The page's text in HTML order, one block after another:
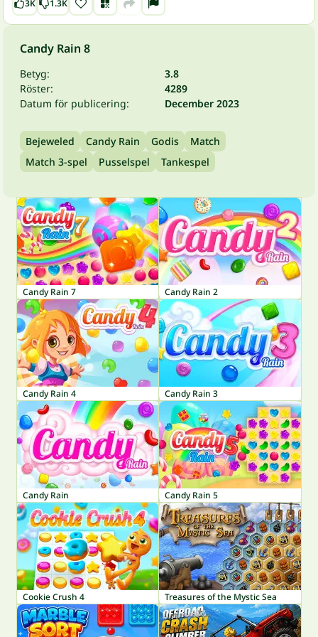
3K 1.3K
Candy Rain 8
Betyg:
3.8
Röster:
4289
Datum för publicering:
December 2023
Bejeweled Candy Rain Godis
Match
Match 3-spel
Pusselspel Tankespel
Candy Rain 7 Candy Rain 2
Candy Rain 4 Candy Rain 3
Candy Rain Candy Rain 5
Cookie Crush 4 Treasures of the Mystic Sea